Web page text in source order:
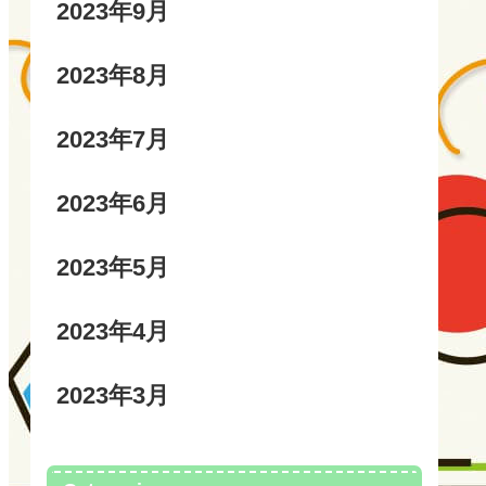
2023年9月
2023年8月
2023年7月
2023年6月
2023年5月
2023年4月
2023年3月